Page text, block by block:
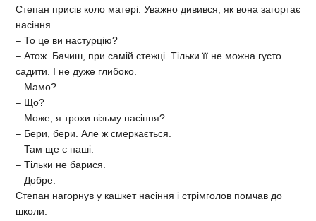
Степан присів коло матері. Уважно дивився, як вона загортає
насіння.
– То це ви настурцію?
– Атож. Бачиш, при самій стежці. Тільки її не можна густо
садити. І не дуже глибоко.
– Мамо?
– Що?
– Може, я трохи візьму насіння?
– Бери, бери. Але ж смеркається.
– Там ще є наші.
– Тільки не барися.
– Добре.
Степан нагорнув у кашкет насіння і стрімголов помчав до
школи.